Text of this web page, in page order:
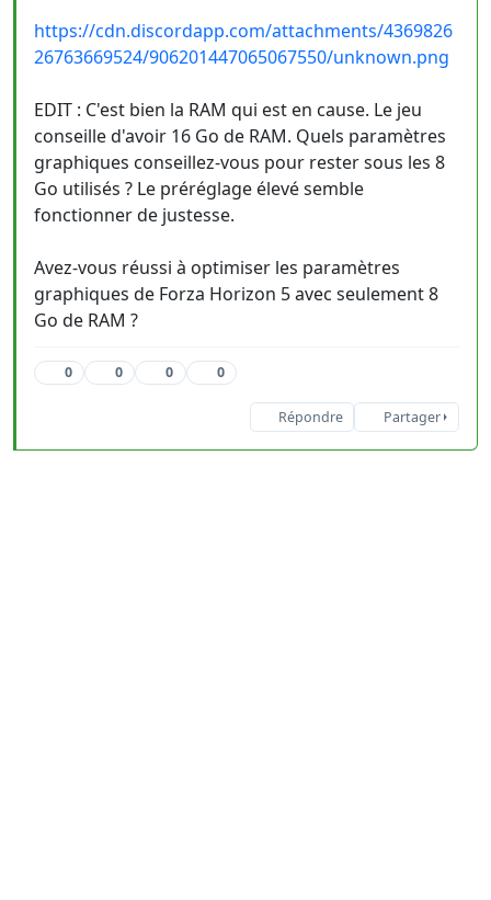
https://cdn.discordapp.com/attachments/4369826
26763669524/906201447065067550/unknown.png
EDIT : C'est bien la RAM qui est en cause. Le jeu
conseille d'avoir 16 Go de RAM. Quels paramètres
graphiques conseillez-vous pour rester sous les 8
Go utilisés ? Le préréglage élevé semble
fonctionner de justesse.
Avez-vous réussi à optimiser les paramètres
graphiques de Forza Horizon 5 avec seulement 8
Go de RAM ?
0 0 0 0
Répondre Partager